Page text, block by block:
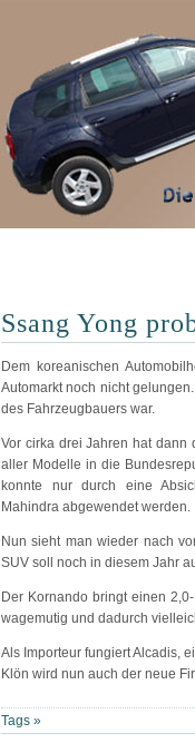
Ssang Yong
Dem koreanischen
Automarkt noch nicht
des Fahrzeugbauers war.
Vor cirka drei Jahren hat dann
aller Modelle in die
konnte nur durch eine
Mahindra abgewendet werden.
Nun sieht man wieder nach
SUV soll noch in diesem Jahr
Der Kornando bringt einen
wagemutig und dadurch
Als Importeur fungiert Alcadis,
Klön wird nun auch der neue
Tags »